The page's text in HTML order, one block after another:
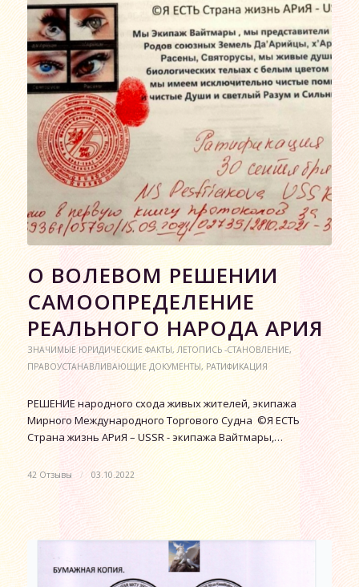
О ВОЛЕВОМ РЕШЕНИИ
САМООПРЕДЕЛЕНИЕ
РЕАЛЬНОГО НАРОДА АРИЯ
ЗНАЧИМЫЕ ЮРИДИЧЕСКИЕ ФАКТЫ,ЛЕТОПИСЬ -СТАНОВЛЕНИЕ,
ПРАВОУСТАНАВЛИВАЮЩИЕ ДОКУМЕНТЫ,РАТИФИКАЦИЯ
РЕШЕНИЕ народного схода живых жителей, экипажа
Мирного Международного Торгового Судна ©Я ЕСТЬ
Страна жизнь АРиЯ – USSR - экипажа Вайтмары,…
42 Отзывы / 03.10.2022